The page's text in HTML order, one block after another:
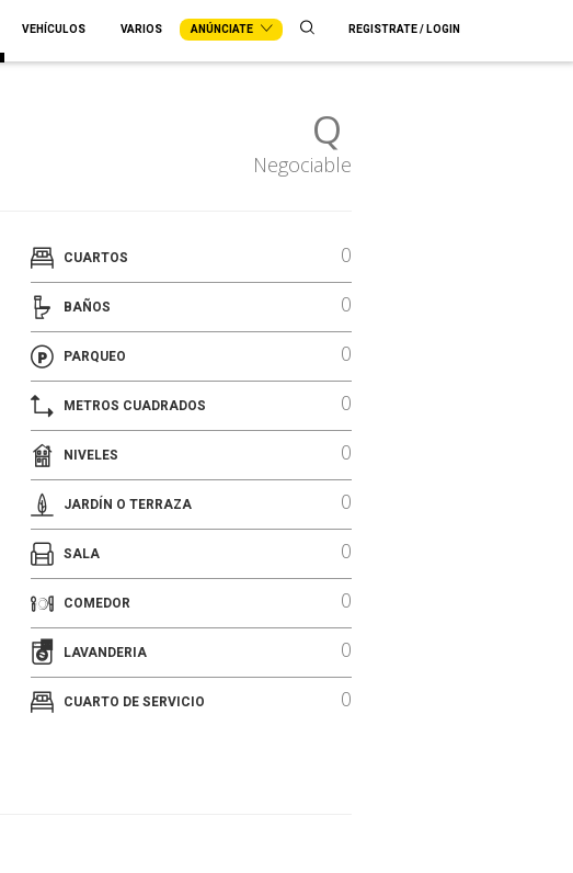
VEHÍCULOS VARIOS ANÚNCIATE REGISTRATE / LOGIN
Q
Negociable
CUARTOS 0
BAÑOS 0
PARQUEO 0
METROS CUADRADOS 0
NIVELES 0
JARDÍN O TERRAZA 0
SALA 0
COMEDOR 0
LAVANDERIA 0
CUARTO DE SERVICIO 0